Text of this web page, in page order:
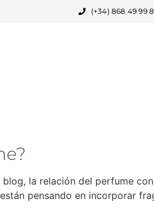
(+34) 868 49 99
la relación del perfume
pensando en incorporar